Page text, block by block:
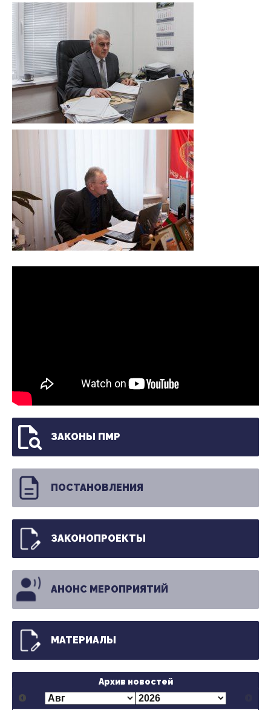
ЗАКОНЫ ПМР
ПОСТАНОВЛЕНИЯ
ЗАКОНОПРОЕКТЫ
АНОНС МЕРОПРИЯТИЙ
МАТЕРИАЛЫ
Архив новостей